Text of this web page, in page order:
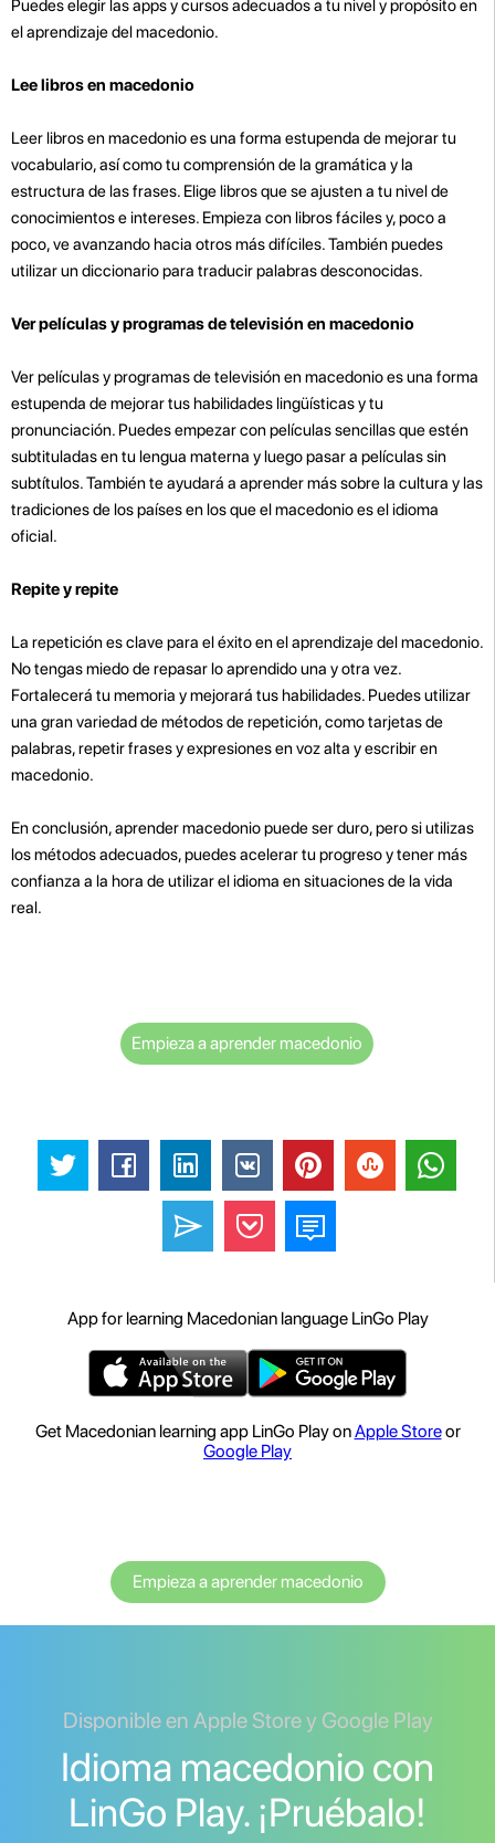
Puedes elegir las apps y cursos adecuados a tu nivel y propósito en
el aprendizaje del macedonio.
Lee libros en macedonio
Leer libros en macedonio es una forma estupenda de mejorar tu
vocabulario, así como tu comprensión de la gramática y la
estructura de las frases. Elige libros que se ajusten a tu nivel de
conocimientos e intereses. Empieza con libros fáciles y, poco a
poco, ve avanzando hacia otros más difíciles. También puedes
utilizar un diccionario para traducir palabras desconocidas.
Ver películas y programas de televisión en macedonio
Ver películas y programas de televisión en macedonio es una forma
estupenda de mejorar tus habilidades lingüísticas y tu
pronunciación. Puedes empezar con películas sencillas que estén
subtituladas en tu lengua materna y luego pasar a películas sin
subtítulos. También te ayudará a aprender más sobre la cultura y las
tradiciones de los países en los que el macedonio es el idioma
oficial.
Repite y repite
La repetición es clave para el éxito en el aprendizaje del macedonio.
No tengas miedo de repasar lo aprendido una y otra vez.
Fortalecerá tu memoria y mejorará tus habilidades. Puedes utilizar
una gran variedad de métodos de repetición, como tarjetas de
palabras, repetir frases y expresiones en voz alta y escribir en
macedonio.
En conclusión, aprender macedonio puede ser duro, pero si utilizas
los métodos adecuados, puedes acelerar tu progreso y tener más
confianza a la hora de utilizar el idioma en situaciones de la vida
real.
Empieza a aprender macedonio
App for learning Macedonian language LinGo Play
Get Macedonian learning app LinGo Play onApple Storeor
Google Play
Empieza a aprender macedonio
Disponible en Apple Store y Google Play
Idioma macedonio con
LinGo Play. ¡Pruébalo!